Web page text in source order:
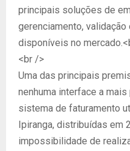
principais soluções de
gerenciamento, validação
disponíveis no
<br />
Uma das principais
nenhuma interface a
sistema de faturamento
Ipiranga, distribuídas em
impossibilidade de